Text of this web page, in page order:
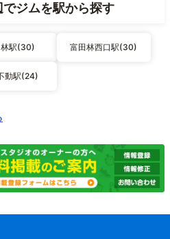
ジムを駅から探す
駅(30) 富田林西口駅(30)
動駅(24)